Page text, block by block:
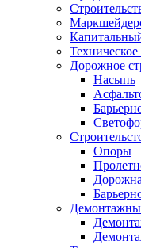
Дорожное
Насыпь
Опоры